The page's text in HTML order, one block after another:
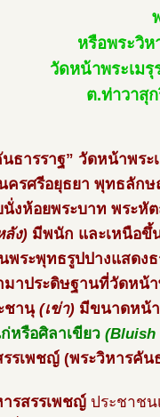
หรือพระวิห
วัดหน้าพระเม
ต.ท่าวาสุ
ธารราฐ” วัดหน้าพร
ครศรีอยุธยา พุทธลัก
นั่งห้อยพระบาท พระหั
ลัง) มีพนัก และเหนือขึ้
พระพุทธรูปปางแสดง
มาประดิษฐานที่วัดหน้า
ชานุ(เข่า) มีขนาดหน้า
หรือศิลาเขียว (Bluish
รเพชญ์ (พระวิหารคัน
รสรรเพชญ์ ประชาช